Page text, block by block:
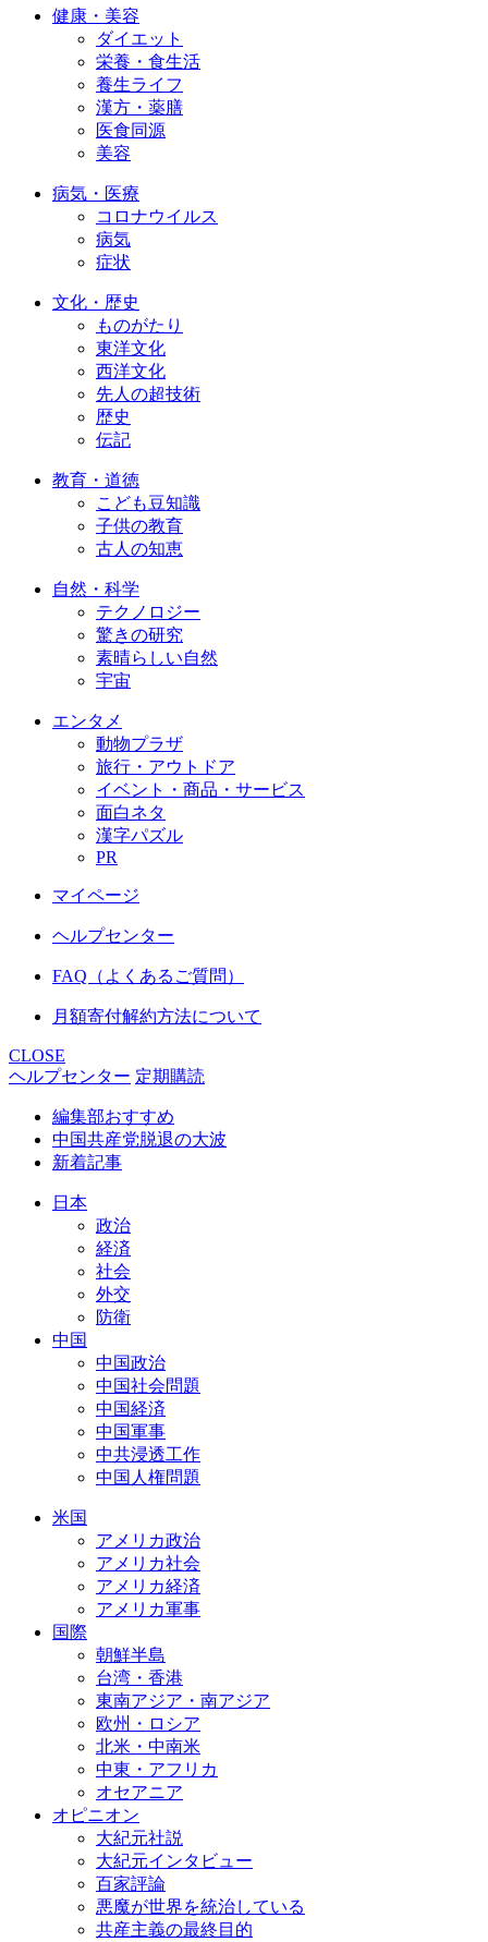
健康・美容
ダイエット
栄養・食生活
養生ライフ
漢方・薬膳
医食同源
美容
病気・医療
コロナウイルス
病気
症状
文化・歴史
ものがたり
東洋文化
西洋文化
先人の超技術
歴史
伝記
教育・道徳
こども豆知識
子供の教育
古人の知恵
自然・科学
テクノロジー
驚きの研究
素晴らしい自然
宇宙
エンタメ
動物プラザ
旅行・アウトドア
イベント・商品・サービス
面白ネタ
漢字パズル
PR
マイページ
ヘルプセンター
FAQ（よくあるご質問）
月額寄付解約方法について
CLOSE
ヘルプセンター 定期購読
編集部おすすめ
中国共産党脱退の大波
新着記事
日本
政治
経済
社会
外交
防衛
中国
中国政治
中国社会問題
中国経済
中国軍事
中共浸透工作
中国人権問題
米国
アメリカ政治
アメリカ社会
アメリカ経済
アメリカ軍事
国際
朝鮮半島
台湾・香港
東南アジア・南アジア
欧州・ロシア
北米・中南米
中東・アフリカ
オセアニア
オピニオン
大紀元社説
大紀元インタビュー
百家評論
悪魔が世界を統治している
共産主義の最終目的